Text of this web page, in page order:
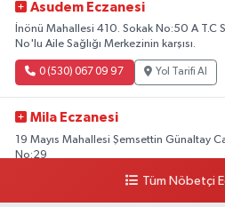
Asudem Eczanesi
İnönü Mahallesi 410. Sokak No:50 A T.C
No'lu Aile Sağlığı Merkezinin karşısı.
0 (530) 067 09 97 Yol Tarifi Al
Mila Eczanesi
19 Mayıs Mahallesi Şemsettin Günaltay
No:29
Yol Tarifi Al
Tüm Nöbetçi